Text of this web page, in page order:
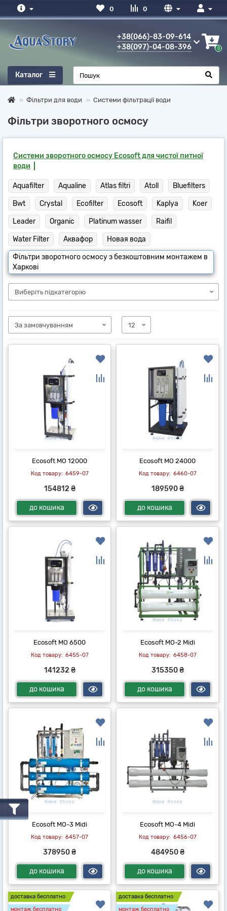
0
0
+38(066)-83-09-614
+38(097)-04-08-396
0
Каталог
Фільтри для води Системи фільтрації води
Фільтри зворотного осмосу
Системи зворотного осмосу Ecosoft для чистої питної
води
Aquafilter Aqualine Atlas filtri Atoll Bluefilters
Bwt Crystal Ecofilter Ecosoft Kaplya Koer
Leader Organic Platinum wasser Raifil
Water Filter Аквафор Новая вода
Фільтри зворотного осмосу з безкоштовним монтажем в
Харкові
Ecosoft MO 12000
6459-07
154812 ₴
до кошика
Ecosoft MO 24000
6460-07
189590 ₴
до кошика
Ecosoft MO 6500
6455-07
141232 ₴
до кошика
Ecosoft MO-2 Midi
6458-07
315350 ₴
до кошика
Ecosoft MO-3 Midi
6457-07
378950 ₴
до кошика
Ecosoft MO-4 Midi
6456-07
484950 ₴
до кошика
доставка бесплатно
монтаж бесплатно
доставка бесплатно
монтаж бесплатно